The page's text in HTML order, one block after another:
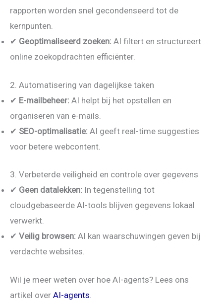
rapporten worden snel gecondenseerd tot de
kernpunten.
✔ Geoptimaliseerd zoeken: AI filtert en structureert
online zoekopdrachten efficiënter.
2. Automatisering van dagelijkse taken
✔ E-mailbeheer: AI helpt bij het opstellen en
organiseren van e-mails.
✔ SEO-optimalisatie: AI geeft real-time suggesties
voor betere webcontent.
3. Verbeterde veiligheid en controle over gegevens
✔ Geen datalekken: In tegenstelling tot
cloudgebaseerde AI-tools blijven gegevens lokaal
verwerkt.
✔ Veilig browsen: AI kan waarschuwingen geven bij
verdachte websites.
Wil je meer weten over hoe AI-agents? Lees ons
artikel over AI-agents